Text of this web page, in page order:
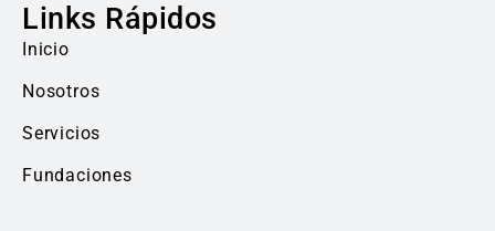
Links Rápidos
Inicio
Nosotros
Servicios
Fundaciones